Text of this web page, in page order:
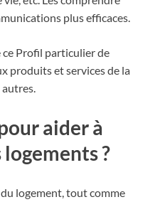
plus efficaces.
ce Profil particulier de
produits et services de la
aider à
?
logement, tout comme